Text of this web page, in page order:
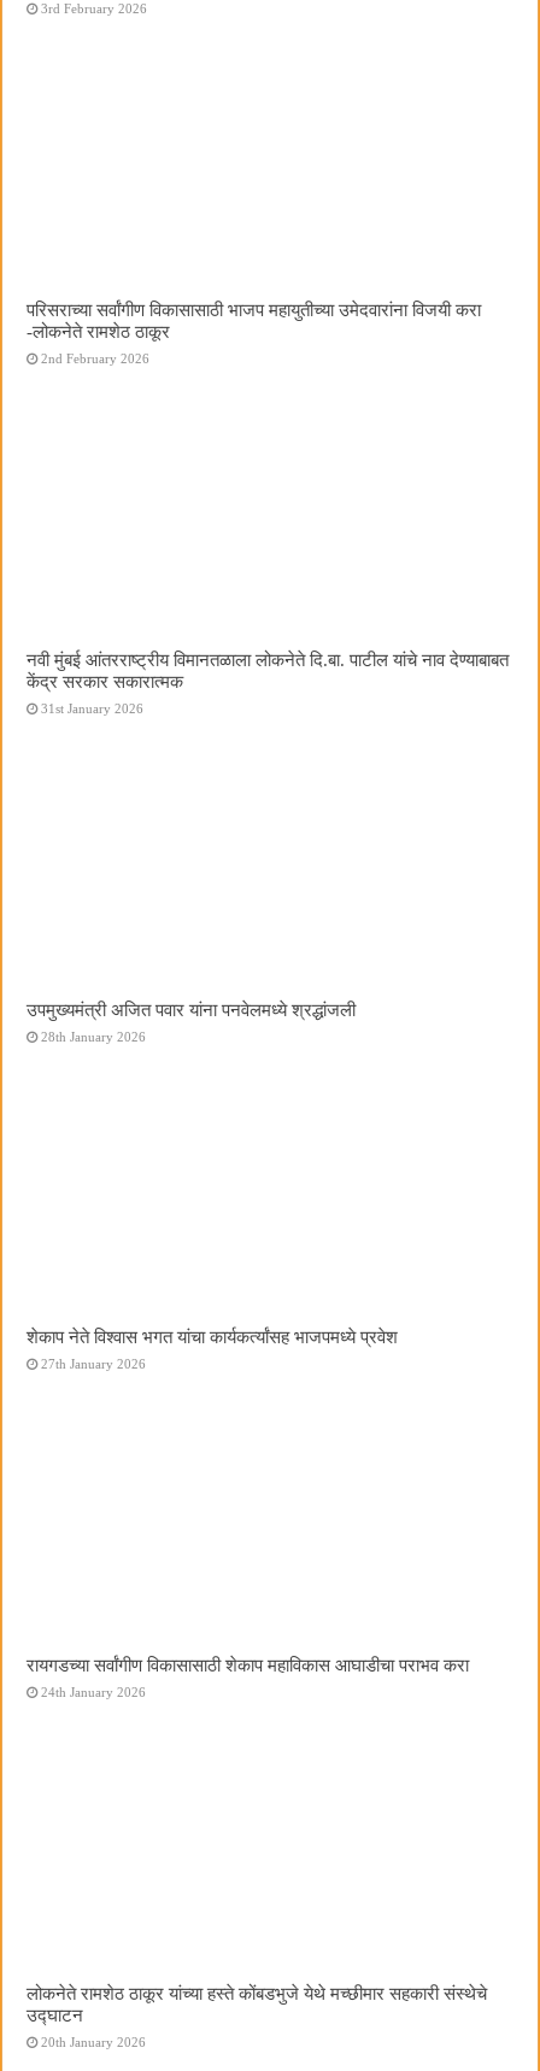
3rd February 2026
परिसराच्या सर्वांगीण विकासासाठी भाजप महायुतीच्या उमेदवारांना विजयी करा
-लोकनेते रामशेठ ठाकूर
2nd February 2026
नवी मुंबई आंतरराष्ट्रीय विमानतळाला लोकनेते दि.बा. पाटील यांचे नाव देण्याबाबत
केंद्र सरकार सकारात्मक
31st January 2026
उपमुख्यमंत्री अजित पवार यांना पनवेलमध्ये श्रद्धांजली
28th January 2026
शेकाप नेते विश्वास भगत यांचा कार्यकर्त्यांसह भाजपमध्ये प्रवेश
27th January 2026
रायगडच्या सर्वांगीण विकासासाठी शेकाप महाविकास आघाडीचा पराभव करा
24th January 2026
लोकनेते रामशेठ ठाकूर यांच्या हस्ते कोंबडभुजे येथे मच्छीमार सहकारी संस्थेचे
उद्घाटन
20th January 2026